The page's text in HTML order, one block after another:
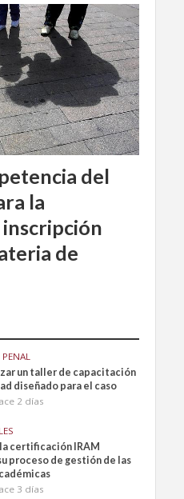
del
la
de
un taller de capacitación
diseñado para el caso
2 días
la certificación IRAM
proceso de gestión de las
3 días